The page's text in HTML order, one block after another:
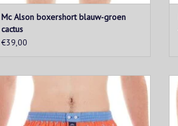
Mc Alson boxershort blauw-groen
cactus
€39,00
Windsurfers op een oranje achtergrond. De
tailleband is lichtblauw.
TOEVOEGEN AAN WINKELWAGEN